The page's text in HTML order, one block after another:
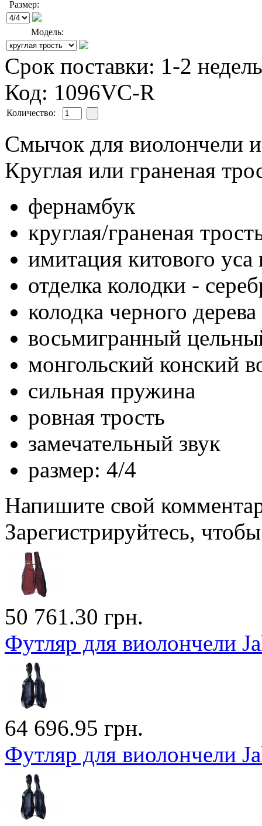
Размер:
Модель:
Срок поставки: 1-2 недель
Код: 1096VC-R
Количество:
Смычок для виолончели
Круглая или граненая
фернамбук
круглая/граненая
имитация китового уса
отделка колодки -
колодка черного дерева
восьмигранный
монгольский конский
сильная пружина
ровная трость
замечательный звук
размер: 4/4
Напишите свой
Зарегистрируйтесь,
50 761.30 грн.
Футляр для виолончели
64 696.95 грн.
Футляр для виолончели